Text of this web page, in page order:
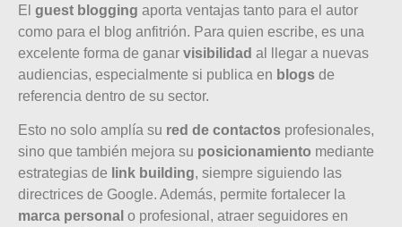
El guest blogging aporta ventajas tanto para el autor
como para el blog anfitrión. Para quien escribe, es una
excelente forma de ganar visibilidad al llegar a nuevas
audiencias, especialmente si publica en blogs de
referencia dentro de su sector.
Esto no solo amplía su red de contactos profesionales,
sino que también mejora su posicionamiento mediante
estrategias de link building, siempre siguiendo las
directrices de Google. Además, permite fortalecer la
marca personal o profesional, atraer seguidores en